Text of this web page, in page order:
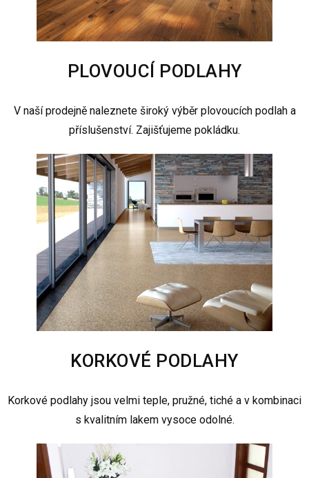
PLOVOUCÍ PODLAHY
V naší prodejně naleznete široký výběr plovoucích podlah a
příslušenství. Zajišťujeme pokládku.
KORKOVÉ PODLAHY
Korkové podlahy jsou velmi teple, pružné, tiché a v kombinaci
s kvalitním lakem vysoce odolné.